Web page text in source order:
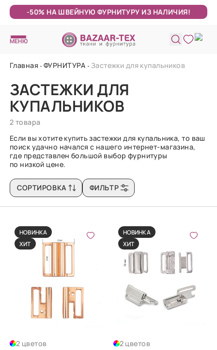
-50% НА ШВЕЙНУЮ ФУРНИТУРУ ИЗ НАЛИЧИЯ!
МЕНЮ
Главная ФУРНИТУРА Застежки для купальников
ЗАСТЕЖКИ ДЛЯ
КУПАЛЬНИКОВ
2 товара
Если вы хотите купить застежки для купальника, то ваш
поиск удачно начался с нашего интернет-магазина,
где представлен большой выбор фурнитуры
по низкой цене.
СОРТИРОВКА ФИЛЬТР
НОВИНКА
ХИТ
2 цветов
НОВИНКА
ХИТ
2 цветов